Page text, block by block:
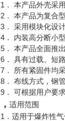
1． 本产品外壳采
2． 本产品为复合
3． 采用模块化设
4． 内装高分断小
5． 本产品全面推
6． 具有过载、短
7． 所有紧固件均
8． 布线方式，钢
9． 可根据用户要
， 适用范围
1．适用于爆炸性